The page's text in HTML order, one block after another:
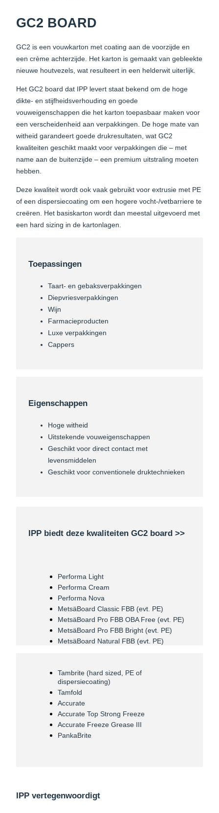
GC2 BOARD
GC2 is een vouwkarton met coating aan de voorzijde en
een crème achterzijde. Het karton is gemaakt van gebleekte
nieuwe houtvezels, wat resulteert in een helderwit uiterlijk.
Het GC2 board dat IPP levert staat bekend om de hoge
dikte- en stijfheidsverhouding en goede
vouweigenschappen die het karton toepasbaar maken voor
een verscheidenheid aan verpakkingen. De hoge mate van
witheid garandeert goede drukresultaten, wat GC2
kwaliteiten geschikt maakt voor verpakkingen die – met
name aan de buitenzijde – een premium uitstraling moeten
hebben.
Deze kwaliteit wordt ook vaak gebruikt voor extrusie met PE
of een dispersiecoating om een hogere vocht-/vetbarriere te
creëren. Het basiskarton wordt dan meestal uitgevoerd met
een hard sizing in de kartonlagen.
Toepassingen
Taart- en gebaksverpakkingen
Diepvriesverpakkingen
Wijn
Farmacieproducten
Luxe verpakkingen
Cappers
Eigenschappen
Hoge witheid
Uitstekende vouweigenschappen
Geschikt voor direct contact met
levensmiddelen
Geschikt voor conventionele druktechnieken
IPP biedt deze kwaliteiten GC2 board >>
Performa Light
Performa Cream
Performa Nova
MetsäBoard Classic FBB (evt. PE)
MetsäBoard Pro FBB OBA Free (evt. PE)
MetsäBoard Pro FBB Bright (evt. PE)
MetsäBoard Natural FBB (evt. PE)
Tambrite (hard sized, PE of
dispersiecoating)
Tamfold
Accurate
Accurate Top Strong Freeze
Accurate Freeze Grease III
PankaBrite
IPP vertegenwoordigt